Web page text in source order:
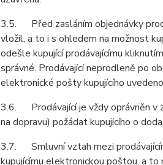
3.5. Před zasláním objednávky
vložil, a to i s ohledem na možnost
odešle kupující prodávajícímu
správné. Prodávající neprodleně po
elektronické pošty kupujícího
3.6. Prodávající je vždy oprávněn v
na dopravu) požádat kupujícího o
3.7. Smluvní vztah mezi
kupujícímu elektronickou poštou, a